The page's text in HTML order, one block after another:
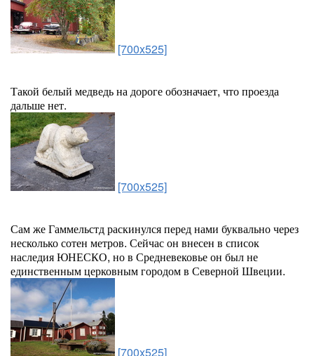
[700x525]
Такой белый медведь на дороге обозначает, что проезда
дальше нет.
[700x525]
Сам же Гаммельстд раскинулся перед нами буквально через
несколько сотен метров. Сейчас он внесен в список
наследия ЮНЕСКО, но в Средневековье он был не
единственным церковным городом в Северной Швеции.
[700x525]